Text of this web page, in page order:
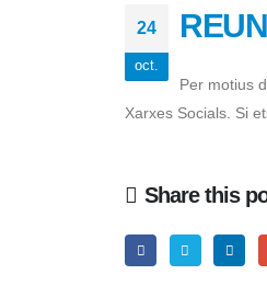
24
oct.
Per motius
Xarxes Socials. Si
Share this